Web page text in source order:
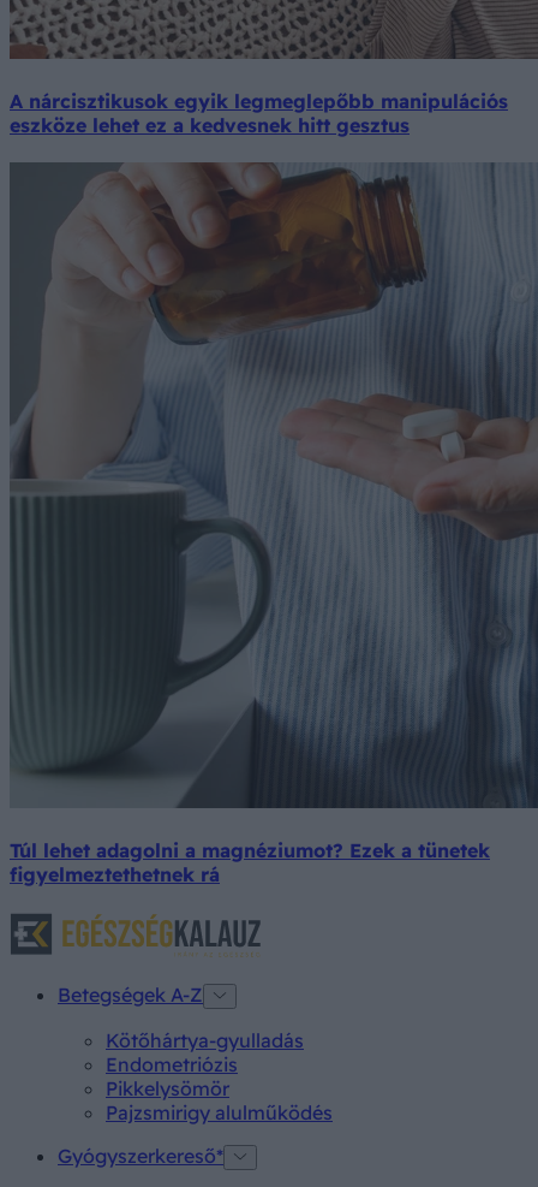
A nárcisztikusok egyik legmeglepőbb manipulációs
eszköze lehet ez a kedvesnek hitt gesztus
Túl lehet adagolni a magnéziumot? Ezek a tünetek
figyelmeztethetnek rá
Betegségek A-Z
Kötőhártya-gyulladás
Endometriózis
Pikkelysömör
Pajzsmirigy alulműködés
Gyógyszerkereső*